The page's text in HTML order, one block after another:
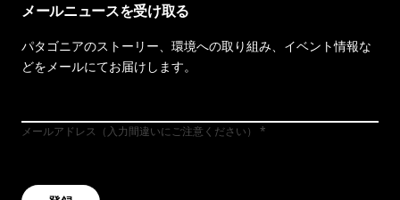
メールニュースを受け取る
パタゴニアのストーリー、環境への取り組み、イベント情報な
どをメールにてお届けします。
メールアドレス（入力間違いにご注意ください）